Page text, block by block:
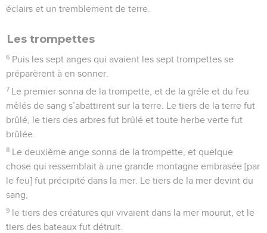
éclairs et un tremblement de terre.
Les trompettes
6 Puis les sept anges qui avaient les sept trompettes se
préparèrent à en sonner.
7 Le premier sonna de la trompette, et de la grêle et du feu
mêlés de sang s’abattirent sur la terre. Le tiers de la terre fut
brûlé, le tiers des arbres fut brûlé et toute herbe verte fut
brûlée.
8 Le deuxième ange sonna de la trompette, et quelque
chose qui ressemblait à une grande montagne embrasée [par
le feu] fut précipité dans la mer. Le tiers de la mer devint du
sang,
9 le tiers des créatures qui vivaient dans la mer mourut, et le
tiers des bateaux fut détruit.